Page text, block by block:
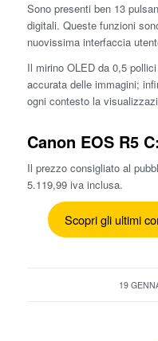
Sono presenti ben 13
digitali. Queste funzioni
nuovissima interfaccia
Il mirino OLED da 0,5
accurata delle immagini;
ogni contesto la
Canon EOS R5
Il prezzo consigliato al
5.119,99 iva inclusa.
Scopri gli ultimi
19 /